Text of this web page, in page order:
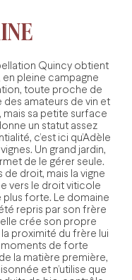
Quincy obtient
en pleine campagne
toute proche de
amateurs de vin et
sa petite surface
un statut assez
c’est ici qu’Adèle
Un grand jardin,
de le gérer seule.
droit, mais la vigne
vers le droit viticole
plus forte. Le domaine
repris par son frère
crée son propre
proximité du frère lui
moments de forte
la matière première,
et n’utilise que